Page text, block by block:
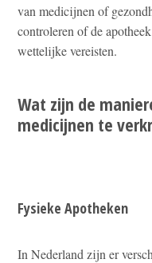
van medicijnen of
controleren of de
wettelijke vereisten.
Wat zijn de
medicijnen te
Fysieke Apotheken
In Nederland zijn er